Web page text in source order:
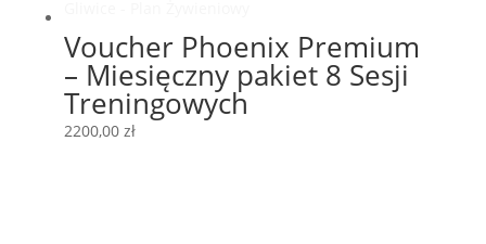
Voucher Phoenix Premium
– Miesięczny pakiet 8 Sesji
Treningowych
2200,00 zł